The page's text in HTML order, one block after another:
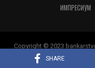
SHARE
ИМПРЕСИУМ
Copyright © 2023